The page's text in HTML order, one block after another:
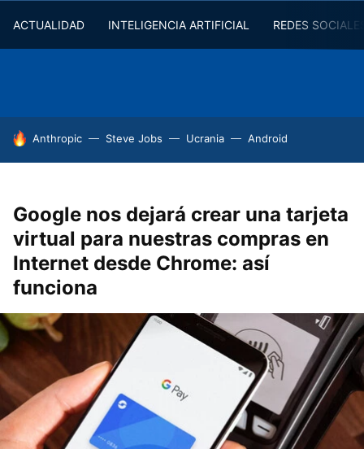
ACTUALIDAD INTELIGENCIA ARTIFICIAL REDES
HOY SE HABLA DE
Anthropic Steve Jobs Ucrania Android
Google nos dejará crear una tarjeta
virtual para nuestras compras en
Internet desde Chrome: así
funciona